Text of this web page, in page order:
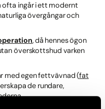
ingår i ett modernt
övergångar och
, då hennes ögon
överskottshud varken
med egen fettvävnad (fat
de rundare,